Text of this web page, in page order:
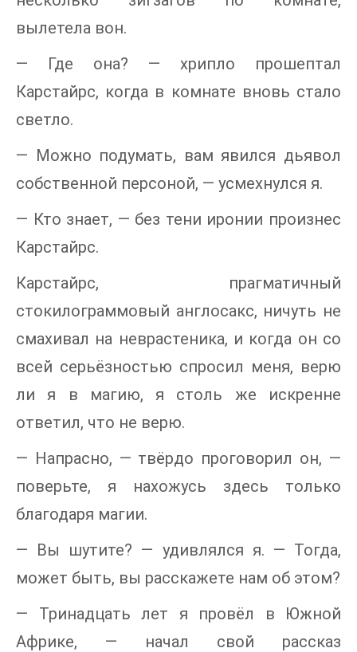
вылетела вон.
— Где она? — хрипло прошептал
Карстайрс, когда в комнате вновь стало
светло.
— Можно подумать, вам явился дьявол
собственной персоной, — усмехнулся я.
— Кто знает, — без тени иронии произнес
Карстайрс.
Карстайрс, прагматичный
стокилограммовый англосакс, ничуть не
смахивал на неврастеника, и когда он со
всей серьёзностью спросил меня, верю
ли я в магию, я столь же искренне
ответил, что не верю.
— Напрасно, — твёрдо проговорил он, —
поверьте, я нахожусь здесь только
благодаря магии.
— Вы шутите? — удивлялся я. — Тогда,
может быть, вы расскажете нам об этом?
— Тринадцать лет я провёл в Южной
Африке, — начал свой рассказ